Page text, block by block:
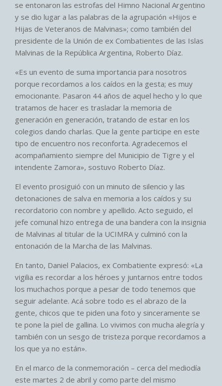
se entonaron las estrofas del Himno Nacional Argentino
y se dio lugar a las palabras de la agrupación «Hijos e
Hijas de Veteranos de Malvinas»; como también del
presidente de la Unión de ex Combatientes de las Islas
Malvinas de la República Argentina, Roberto Díaz.
«Es un evento de suma importancia para nosotros
porque recordamos a los caídos en la gesta; es muy
emocionante. Pasaron 44 años de aquel hecho y lo que
tratamos de hacer es trasladar la memoria de
generación en generación, tratando de estar en los
colegios dando charlas. Que la gente participe en este
tipo de encuentro nos reconforta. Agradecemos el
acompañamiento siempre del Municipio de Tigre y el
intendente Zamora», sostuvo Roberto Díaz.
El evento prosiguió con un minuto de silencio y las
detonaciones de salva en memoria a los caídos y su
recordatorio con nombre y apellido. Acto seguido, el
jefe comunal hizo entrega de una bandera con la insignia
de Malvinas al titular de la UCIMRA y culminó con la
entonación de la Marcha de las Malvinas.
En tanto, Daniel Palacios, ex Combatiente expresó: «La
vigilia es recordar a los héroes y juntarnos entre todos
los muchachos porque a pesar de todo tenemos que
seguir adelante. Acá sobre todo es el abrazo de la
gente, chicos que te piden una foto y sinceramente se
te pone la piel de gallina. Lo vivimos con mucha alegría y
también con un sesgo de tristeza porque recordamos a
los que ya no están».
En el marco de la conmemoración – cerca del mediodía
este martes 2 de abril y como parte del mismo